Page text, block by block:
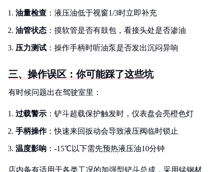
油量检查 ：液压油低于视窗1/3时立即补充
油管状态 ：摸软管是否有鼓包，看接头处是否渗油
压力测试 ：操作手柄时听油泵是否发出沉闷异响
三、操作误区：你可能踩了这些坑
有时候问题出在驾驶室里：
过载警示 ：铲斗超载保护触发时，仪表盘会亮橙色灯
手柄操作：快速来回扳动会导致液压阀临时锁止
温度影响 ：-15℃以下需先预热液压油10分钟
店内备有适用于各类工况的加强型铲斗总成，采用锰钢材